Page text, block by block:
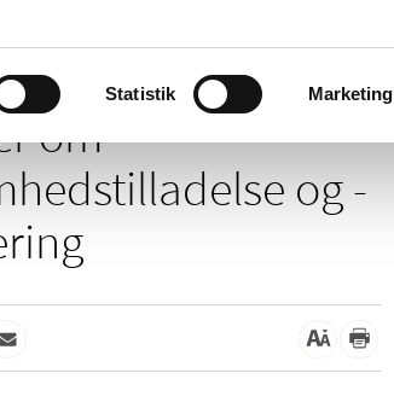
Statistik Marketing
om
og -